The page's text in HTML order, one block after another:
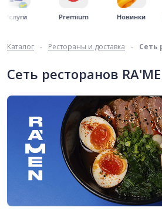
Услуги Premium Новинки
Каталог - Рестораны и доставка - Сеть
Сеть ресторанов